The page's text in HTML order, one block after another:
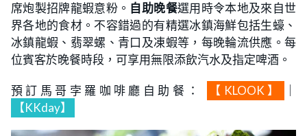
席炮製招牌龍蝦意粉。 自助晚餐選用時令本地及來自世
界各地的食材。不容錯過的有精選冰鎮海鮮包括生蠔、
冰鎮龍蝦、翡翠螺、青口及凍蝦等，每晚輪流供應。每
位賓客於晚餐時段，可享用無限添飲汽水及指定啤酒。
預訂馬哥孛羅咖啡廳自助餐： 【KLOOK】
【KKday】